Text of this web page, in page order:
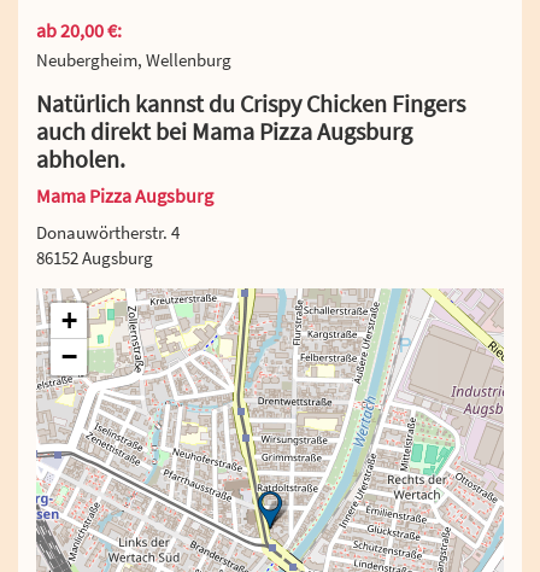
ab 20,00 €:
Neubergheim, Wellenburg
Natürlich kannst du Crispy Chicken Fingers
auch direkt bei Mama Pizza Augsburg
abholen.
Mama Pizza Augsburg
Donauwörtherstr. 4
86152 Augsburg
+
−